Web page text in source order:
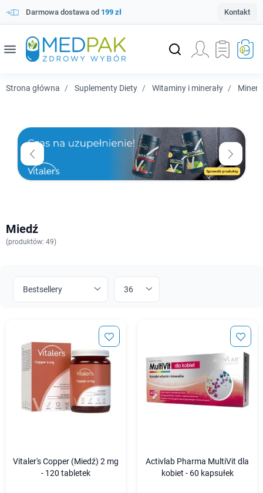
Darmowa dostawa od 199 zł Kontakt
menu
Strona główna Suplementy Diety Witaminy i minerały
Miedź
(produktów: 49)
Vitaler's Copper (Miedź) 2 mg
- 120 tabletek
Activlab Pharma MultiVit dla
kobiet - 60 kapsułek